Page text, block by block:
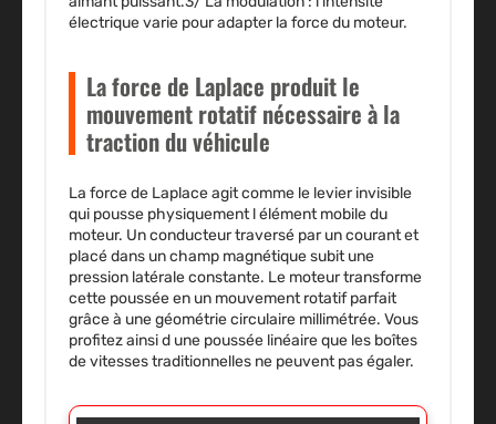
électrique varie pour adapter la force du moteur.
La force de Laplace produit le
mouvement rotatif nécessaire à la
traction du véhicule
La force de Laplace agit comme le levier invisible
qui pousse physiquement l élément mobile du
moteur. Un conducteur traversé par un courant et
placé dans un champ magnétique subit une
pression latérale constante. Le moteur transforme
cette poussée en un mouvement rotatif parfait
grâce à une géométrie circulaire millimétrée. Vous
profitez ainsi d une poussée linéaire que les boîtes
de vitesses traditionnelles ne peuvent pas égaler.